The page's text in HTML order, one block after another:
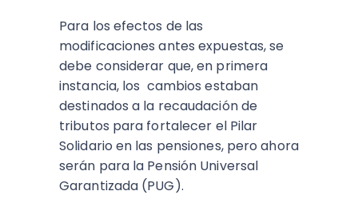
Para los efectos de las
modificaciones antes expuestas, se
debe considerar que, en primera
instancia, los cambios estaban
destinados a la recaudación de
tributos para fortalecer el Pilar
Solidario en las pensiones, pero ahora
serán para la Pensión Universal
Garantizada (PUG).